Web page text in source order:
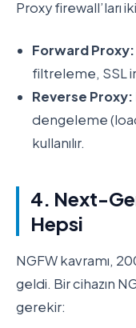
Proxy firewall’ları
Forward Proxy:
filtreleme, SSL
Reverse Proxy:
dengeleme
kullanılır.
4. Next-
Hepsi
NGFW kavramı,
geldi. Bir cihazın
gerekir: